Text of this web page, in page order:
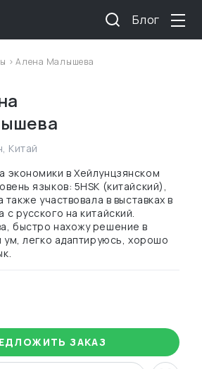
Блог
> Алена Малышева
, Китай
экономики в Хейлунцзянском
языков: 5HSK (китайский),
участвовала в выставках в
русского на китайский.
быстро нахожу решение в
ум, легко адаптируюсь, хорошо
ЗАКАЗ